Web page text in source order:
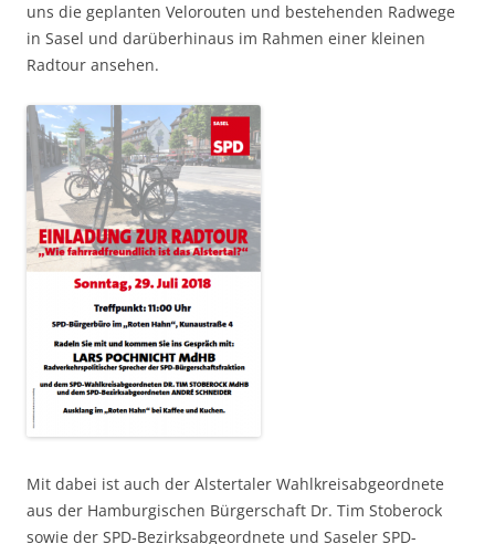
uns die geplanten Velorouten und bestehenden Radwege
in Sasel und darüberhinaus im Rahmen einer kleinen
Radtour ansehen.
Mit dabei ist auch der Alstertaler Wahlkreisabgeordnete
aus der Hamburgischen Bürgerschaft Dr. Tim Stoberock
sowie der SPD-Bezirksabgeordnete und Saseler SPD-